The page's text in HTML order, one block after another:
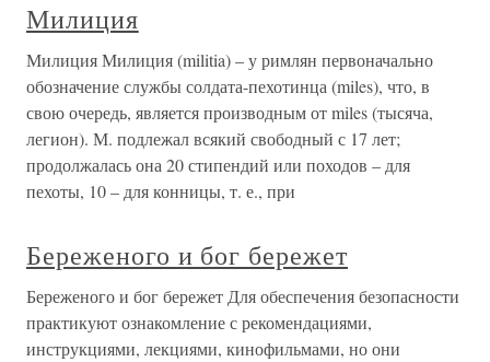
Милиция
Милиция Милиция (militia) – у римлян первоначально
обозначение службы солдата-пехотинца (miles), что, в
свою очередь, является производным от miles (тысяча,
легион). М. подлежал всякий свободный с 17 лет;
продолжалась она 20 стипендий или походов – для
пехоты, 10 – для конницы, т. е., при
Береженого и бог бережет
Береженого и бог бережет Для обеспечения безопасности
практикуют ознакомление с рекомендациями,
инструкциями, лекциями, кинофильмами, но они